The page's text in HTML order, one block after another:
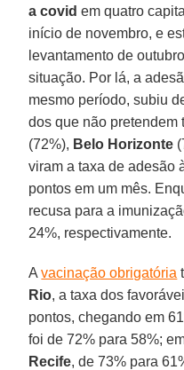
a covid em quatro
início de novembro, e
levantamento de
situação. Por lá, a
mesmo período, subiu
dos que não
(72%), Belo Horizonte
viram a taxa de adesão
pontos em um mês.
recusa para a
24%, respectivamente.
Avacinação obrigatória
Rio, a taxa dos
pontos, chegando em
foi de 72% para 58%;
Recife, de 73% para